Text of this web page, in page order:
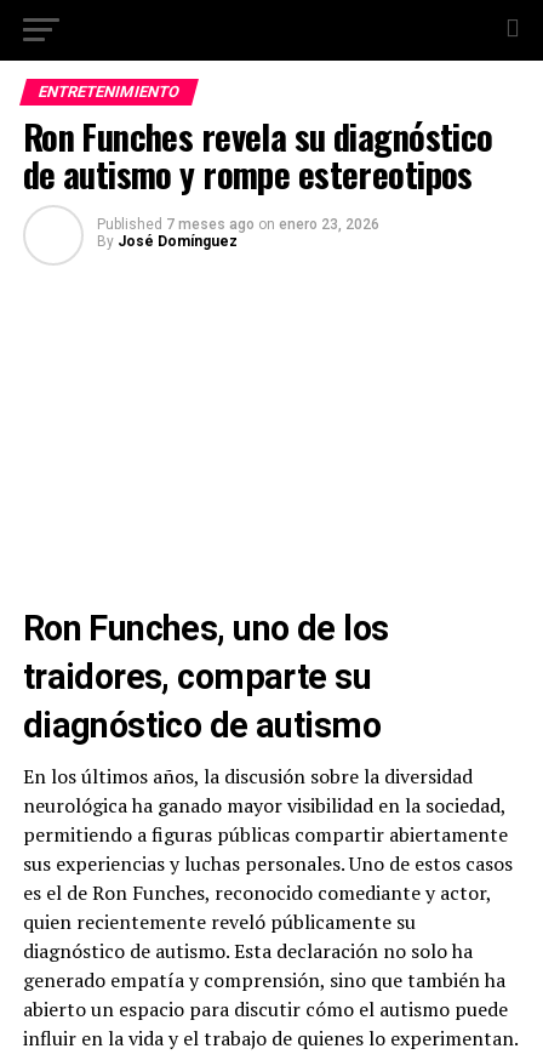
ENTRETENIMIENTO
Ron Funches revela su diagnóstico
de autismo y rompe estereotipos
Published 7 meses ago on enero 23, 2026
By José Domínguez
Ron Funches, uno de los
traidores, comparte su
diagnóstico de autismo
En los últimos años, la discusión sobre la diversidad
neurológica ha ganado mayor visibilidad en la sociedad,
permitiendo a figuras públicas compartir abiertamente
sus experiencias y luchas personales. Uno de estos casos
es el de Ron Funches, reconocido comediante y actor,
quien recientemente reveló públicamente su
diagnóstico de autismo. Esta declaración no solo ha
generado empatía y comprensión, sino que también ha
abierto un espacio para discutir cómo el autismo puede
influir en la vida y el trabajo de quienes lo experimentan.